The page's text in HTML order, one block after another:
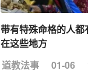
带有特殊命格的人
在这些地方
道教法事
01-06